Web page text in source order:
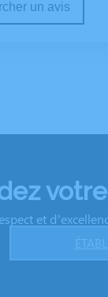
un avis
et